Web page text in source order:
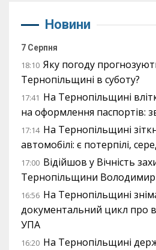
Новини
7 Серпня
18:10 Яку погоду
Тернопільщині в суботу?
17:41 На Тернопільщині
на оформлення паспортів:
17:14 На Тернопільщині
автомобілі: є потерпілі,
17:00 Відійшов у Вічність
Тернопільщини
16:56 На Тернопільщині
документальний цикл про
УПА
16:20 На Тернопільщині